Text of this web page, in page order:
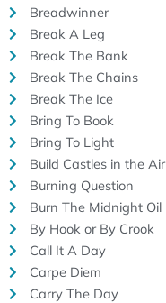
Breadwinner
Break A Leg
Break The Bank
Break The Chains
Break The Ice
Bring To Book
Bring To Light
Build Castles in the Air
Burning Question
Burn The Midnight Oil
By Hook or By Crook
Call It A Day
Carpe Diem
Carry The Day